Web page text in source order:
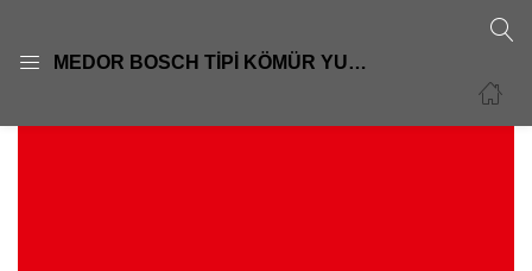
MEDOR BOSCH TİPİ KÖMÜR YUVALARI